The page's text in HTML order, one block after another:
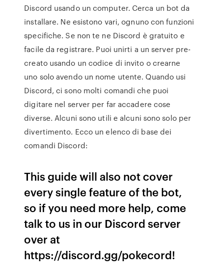
Discord usando un computer. Cerca un bot da
installare. Ne esistono vari, ognuno con funzioni
specifiche. Se non te ne Discord è gratuito e
facile da registrare. Puoi unirti a un server pre-
creato usando un codice di invito o crearne
uno solo avendo un nome utente. Quando usi
Discord, ci sono molti comandi che puoi
digitare nel server per far accadere cose
diverse. Alcuni sono utili e alcuni sono solo per
divertimento. Ecco un elenco di base dei
comandi Discord:
This guide will also not cover
every single feature of the bot,
so if you need more help, come
talk to us in our Discord server
over at
https://discord.gg/pokecord!